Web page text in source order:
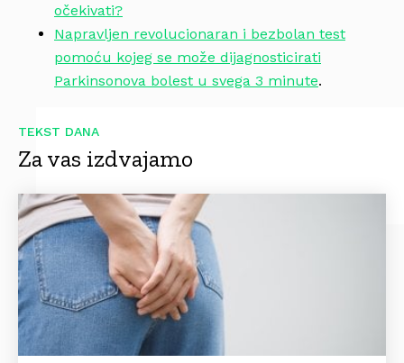
očekivati?
Napravljen revolucionaran i bezbolan test
pomoću kojeg se može dijagnosticirati
Parkinsonova bolest u svega 3 minute.
TEKST DANA
Za vas izdvajamo